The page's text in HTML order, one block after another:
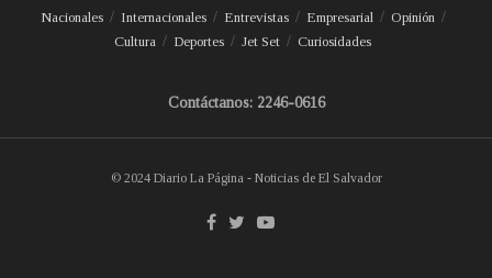
Nacionales Internacionales Entrevistas Empresarial
Opinión
Cultura
Deportes Jet Set Curiosidades
Contáctanos: 2246-0616
© 2024 Diario La Página - Noticias de El Salvador